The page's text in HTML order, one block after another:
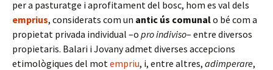
per a pasturatge i aprofitament del bosc, hom es val dels
emprius, considerats com un antic ús comunalo bé com a
propietat privada individual –o pro indiviso– entre diversos
propietaris. Balari i Jovany admet diverses accepcions
etimològiques del motempriu, i, entre altres, adimperare,